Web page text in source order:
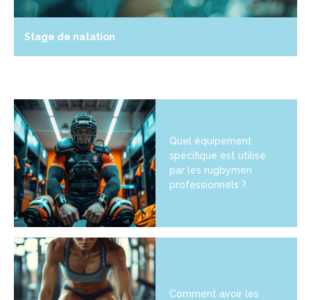
Stage de natation
Quel équipement
spécifique est utilisé
par les rugbymen
professionnels ?
Comment avoir les